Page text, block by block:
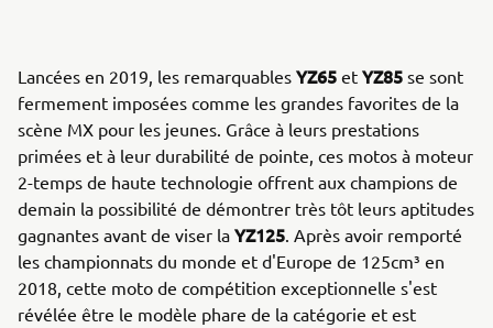
Lancées en 2019, les remarquables YZ65 et YZ85 se sont
fermement imposées comme les grandes favorites de la
scène MX pour les jeunes. Grâce à leurs prestations
primées et à leur durabilité de pointe, ces motos à moteur
2-temps de haute technologie offrent aux champions de
demain la possibilité de démontrer très tôt leurs aptitudes
gagnantes avant de viser la YZ125. Après avoir remporté
les championnats du monde et d'Europe de 125cm³ en
2018, cette moto de compétition exceptionnelle s'est
révélée être le modèle phare de la catégorie et est